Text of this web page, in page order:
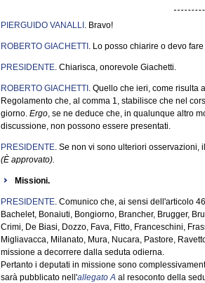
PIERGUIDO VANALLI . Bravo!
ROBERTO GIACHETTI . Lo posso chiarire o devo
PRESIDENTE. Chiarisca, onorevole Giachetti.
ROBERTO GIACHETTI . Quello che ieri, come risulta
Regolamento che, al comma 1, stabilisce che nel
giorno. Ergo, se ne deduce che, in qualunque altro
discussione, non possono essere presentati.
PRESIDENTE. Se non vi sono ulteriori osservazioni,
(È approvato).
Missioni.
PRESIDENTE. Comunico che, ai sensi dell'articolo
Bachelet, Bonaiuti, Bongiorno, Brancher, Brugger,
Crimi, De Biasi, Dozzo, Fava, Fitto, Franceschini,
Migliavacca, Milanato, Mura, Nucara, Pastore,
missione a decorrere dalla seduta odierna.
Pertanto i deputati in missione sono
sarà pubblicato nell'allegato A al resoconto della